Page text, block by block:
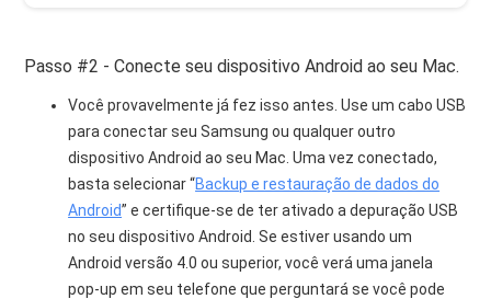
Passo #2 - Conecte seu dispositivo Android ao seu Mac.
Você provavelmente já fez isso antes. Use um cabo USB
para conectar seu Samsung ou qualquer outro
dispositivo Android ao seu Mac. Uma vez conectado,
basta selecionar “Backup e restauração de dados do
Android” e certifique-se de ter ativado a depuração USB
no seu dispositivo Android. Se estiver usando um
Android versão 4.0 ou superior, você verá uma janela
pop-up em seu telefone que perguntará se você pode